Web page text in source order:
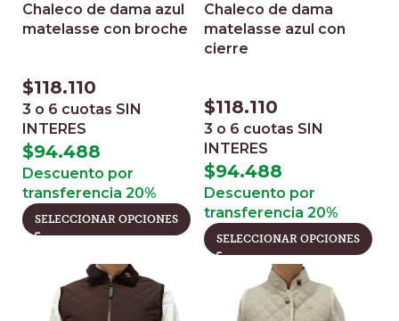
Chaleco de dama azul
matelasse con broche
$118.110
3 o 6 cuotas SIN
INTERES
$94.488
Descuento por
transferencia 20%
SELECCIONAR OPCIONES
Chaleco de dama
matelasse azul con
cierre
$118.110
3 o 6 cuotas SIN
INTERES
$94.488
Descuento por
transferencia 20%
SELECCIONAR OPCIONES